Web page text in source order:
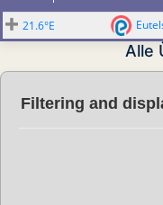
21.6°E
Alle
Filtering and